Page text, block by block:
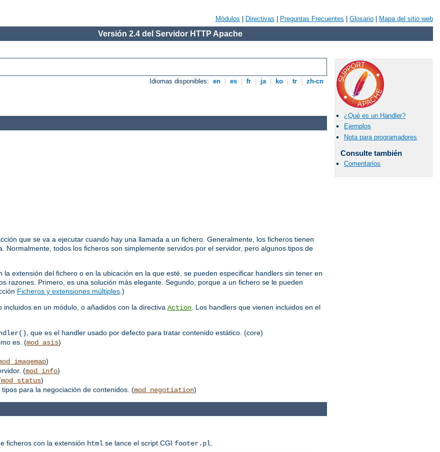
Módulos Directivas Preguntas Frecuentes Glosario Mapa del sitio web
Versión 2.4 del Servidor HTTP Apache
Idiomas disponibles: en es fr ja ko tr zh-cn
¿Qué es un Handler?
Ejemplos
Nota para programadores
Consulte también
Comentarios
que se va a ejecutar cuando hay una llamada a un fichero. Generalmente, los ficheros tienen
Normalmente, todos los ficheros son simplemente servidos por el servidor, pero algunos tipos de
extensión del fichero o en la ubicación en la que esté, se pueden especificar handlers sin tener en
razones. Primero, es una solución más elegante. Segundo, porque a un fichero se le pueden
Ficheros y extensiones múltiples .)
en un módulo, o añadidos con la directiva Action . Los handlers que vienen incluidos en el
, que es el handler usado por defecto para tratar contenido estático. (core)
es. (mod_asis)
)
(mod_info)
mod_status)
para la negociación de contenidos. (mod_negotiation)
ficheros con la extensión html se lance el script CGI footer.pl.